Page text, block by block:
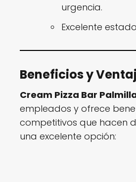
urgencia.
Excelente
Beneficios y
Cream Pizza Bar
empleados y ofrece
competitivos que hacen
una excelente opción: